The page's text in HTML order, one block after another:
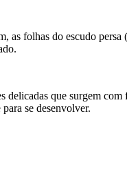
as folhas do escudo
que surgem
se desenvolver.